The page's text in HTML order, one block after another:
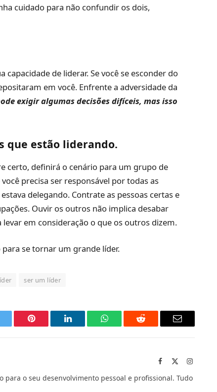
cuidado para não confundir os dois,
de liderar. Se você se esconder do
em você. Enfrente a adversidade da
exigir algumas decisões difíceis, mas isso
que estão liderando.
certo, definirá o cenário para um grupo de
precisa ser responsável por todas as
delegando. Contrate as pessoas certas e
Ouvir os outros não implica desabar
em consideração o que os outros dizem.
para se tornar um grande líder.
ser um líder
Pinterest LinkedIn O
Reddit
E-
Facebook Instagram
o seu desenvolvimento pessoal e profissional. Tudo